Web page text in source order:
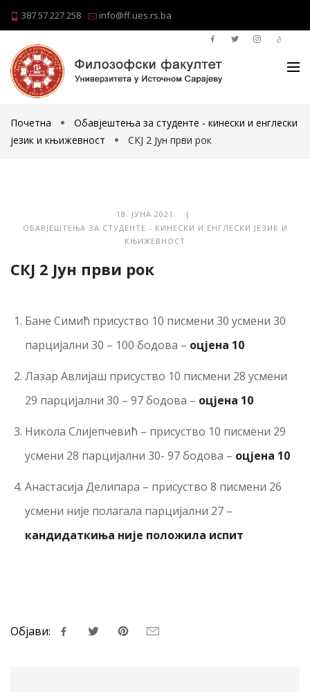
387 57 227 258 info@ff.ues.rs.ba
Почетна
Обавјештења за студенте - кинески и енглески
језик и књижевност
СКЈ 2 Јун први рок
18. ЈУНА 2021. |
ОБАВЈЕШТЕЊА ЗА СТУДЕНТЕ - КИНЕСКИ И ЕНГЛЕСКИ ЈЕЗИК И
КЊИЖЕВНОСТ
СКЈ 2 Јун први рок
Бане Симић присуство 10 писмени 30 усмени 30
парцијални 30 – 100 бодова – оцјена 10
Лазар Авлијаш присуство 10 писмени 28 усмени
29 парцијални 30 – 97 бодова – оцјена 10
Никола Слијепчевић – присуство 10 писмени 29
усмени 28 парцијални 30- 97 бодова – оцјена 10
Анастасија Делипара – присуство 8 писмени 26
усмени није полагала парцијални 27 –
кандидаткиња није положила испит
Објави: